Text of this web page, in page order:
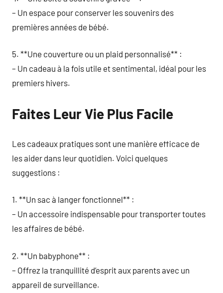
– Un espace pour conserver les souvenirs des
premières années de bébé.
5. **Une couverture ou un plaid personnalisé** :
– Un cadeau à la fois utile et sentimental, idéal pour les
premiers hivers.
Faites Leur Vie Plus Facile
Les cadeaux pratiques sont une manière efficace de
les aider dans leur quotidien. Voici quelques
suggestions :
1. **Un sac à langer fonctionnel** :
– Un accessoire indispensable pour transporter toutes
les affaires de bébé.
2. **Un babyphone** :
– Offrez la tranquillité d’esprit aux parents avec un
appareil de surveillance.